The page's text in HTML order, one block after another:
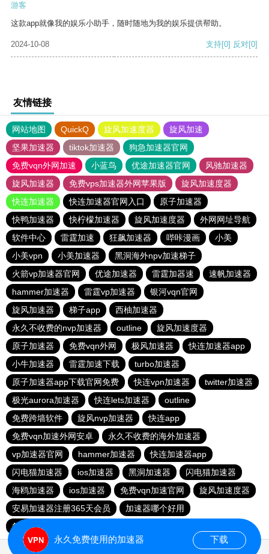
游客
这款app就像我的娱乐小助手，随时随地为我的娱乐提供帮助。
2024-10-08 支持[0] 反对[0]
友情链接
网站地图 QuickQ 旋风加速度器
旋风加速
坚果加速器
tiktok加速器
狗急加速器官网
免费vqn外网加速
小蓝鸟 优途加速器官网
风驰加速器
旋风加速器
免费vps加速器外网苹果版
旋风加速度器
快连加速器
快连加速器官网入口
原子加速器
快鸭加速器
快柠檬加速器 旋风加速度器
外网网址导航
软件中心
雷霆加速 狂飙加速器 哔咔漫画
小美
小美vpn
小美加速器
黑洞海外npv加速梯子
火箭vp加速器官网
优途加速器 雷霆加器速
速帆加速器
hammer加速器
雷霆vp加速器
银河vqn官网
旋风加速器
梯子app
西柚加速器
永久不收费的nvp加速器
outline
旋风加速度器
原子加速器
免费vqn外网 极风加速器
快连加速器app
小牛加速器
雷霆加速下载
turbo加速器
原子加速器app下载官网免费
快连vρn加速器
twitter加速器
极光aurora加速器
快连lets加速器
outline
免费跨墙软件
旋风nvp加速器
快连app
免费vqn加速外网安卓
永久不收费的海外加速器
vp加速器官网
hammer加速器
快连加速器app
闪电猫加速器
ios加速器 黑洞加速器
闪电猫加速器
海鸥加速器
ios加速器 免费vqn加速官网
旋风加速度器
安易加速器注册365天会员
加速器哪个好用
每天试用一小时加速器
永久免费使用的加速器 下载